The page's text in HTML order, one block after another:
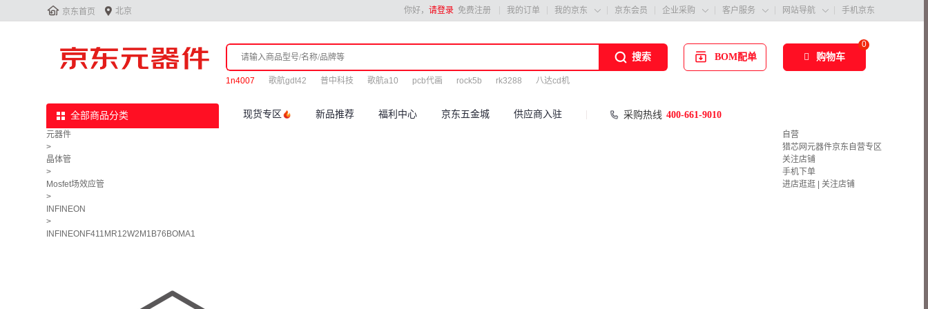
 京东首页  北京 你好， 请登录 免费注册 我的订单 我的京东  京东会员 企业采购  客户服务  网站导航  手机京东
搜索
1n4007 歌航gdt42 普中科技 歌航a10 pcb代画 rock5b rk3288 八达cd机
BOM配单
0
购物车
全部商品分类 现货专区 新品推荐 福利中心 京东五金城 供应商入驻 采购热线 400-661-9010
元器件
>
晶体管
>
Mosfet场效应管
>
INFINEON
>
INFINEONF411MR12W2M1B76BOMA1
自营
猎芯网元器件京东自营专区
关注店铺
手机下单
进店逛逛
关注店铺